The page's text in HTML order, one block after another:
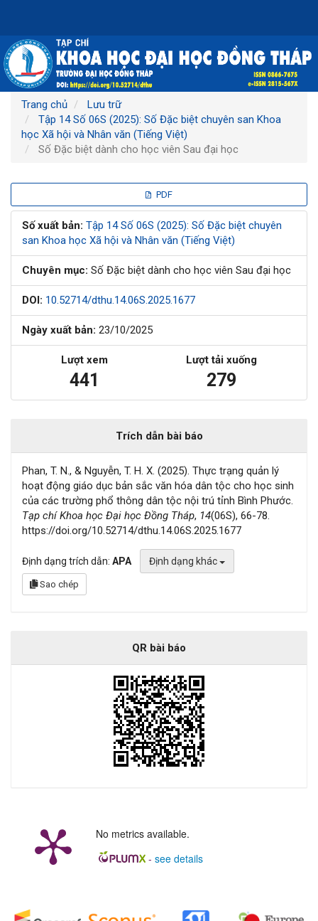
chính
Nội
dung
chính
Thanh
bên
Trang chủ
Lưu trữ
Tập 14 Số 06S (2025): Số Đặc biệt chuyên san Khoa
học Xã hội và Nhân văn (Tiếng Việt)
Số Đặc biệt dành cho học viên Sau đại học
bên
bài
viết
PDF
Số xuất bản: Tập 14 Số 06S (2025): Số Đặc biệt chuyên
san Khoa học Xã hội và Nhân văn (Tiếng Việt)
Chuyên mục: Số Đặc biệt dành cho học viên Sau đại học
DOI: 10.52714/dthu.14.06S.2025.1677
Ngày xuất bản: 23/10/2025
Lượt xem
441
Lượt tải xuống
279
Trích dẫn bài báo
Phan, T. N., & Nguyễn, T. H. X. (2025). Thực trạng quản lý
hoạt động giáo dục bản sắc văn hóa dân tộc cho học sinh
của các trường phổ thông dân tộc nội trú tỉnh Bình Phước.
Tạp chí Khoa học Đại học Đồng Tháp, 14(06S), 66-78.
https://doi.org/10.52714/dthu.14.06S.2025.1677
Định dạng trích dẫn: APA Định dạng khác
Sao chép
QR bài báo
No metrics available.
- see details